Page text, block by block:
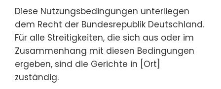
Diese Nutzungsbedingungen unterliegen
dem Recht der Bundesrepublik Deutschland.
Für alle Streitigkeiten, die sich aus oder im
Zusammenhang mit diesen Bedingungen
ergeben, sind die Gerichte in [Ort]
zuständig.